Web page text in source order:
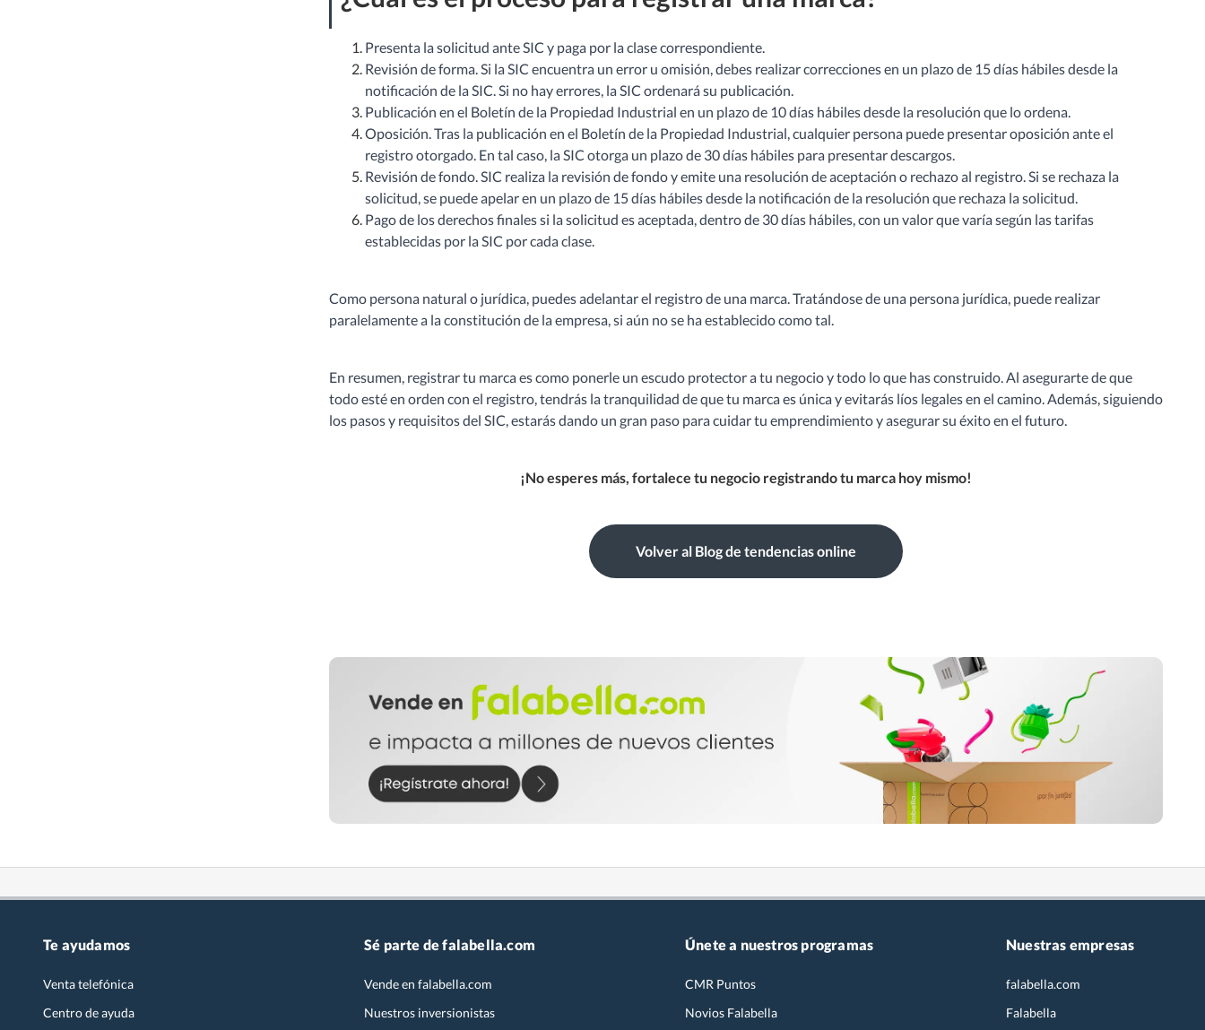
Presenta la solicitud ante SIC y paga por la clase correspondiente.
Revisión de forma. Si la SIC encuentra un error u omisión, debes realizar correcciones en un plazo de 15 días hábiles desde la
notificación de la SIC. Si no hay errores, la SIC ordenará su publicación.
Publicación en el Boletín de la Propiedad Industrial en un plazo de 10 días hábiles desde la resolución que lo ordena.
Oposición. Tras la publicación en el Boletín de la Propiedad Industrial, cualquier persona puede presentar oposición ante el
registro otorgado. En tal caso, la SIC otorga un plazo de 30 días hábiles para presentar descargos.
Revisión de fondo. SIC realiza la revisión de fondo y emite una resolución de aceptación o rechazo al registro. Si se rechaza la
solicitud, se puede apelar en un plazo de 15 días hábiles desde la notificación de la resolución que rechaza la solicitud.
Pago de los derechos finales si la solicitud es aceptada, dentro de 30 días hábiles, con un valor que varía según las tarifas
establecidas por la SIC por cada clase.
Como persona natural o jurídica, puedes adelantar el registro de una marca. Tratándose de una persona jurídica, puede realizar
paralelamente a la constitución de la empresa, si aún no se ha establecido como tal.
En resumen, registrar tu marca es como ponerle un escudo protector a tu negocio y todo lo que has construido. Al asegurarte de que
todo esté en orden con el registro, tendrás la tranquilidad de que tu marca es única y evitarás líos legales en el camino. Además, siguiendo
los pasos y requisitos del SIC, estarás dando un gran paso para cuidar tu emprendimiento y asegurar su éxito en el futuro.
¡No esperes más, fortalece tu negocio registrando tu marca hoy mismo!
Volver al Blog de tendencias online
Te ayudamos
Venta telefónica
Centro de ayuda
Sé parte de falabella.com
Vende en falabella.com
Nuestros inversionistas
Únete a nuestros programas
CMR Puntos
Novios Falabella
Nuestras empresas
falabella.com
Falabella